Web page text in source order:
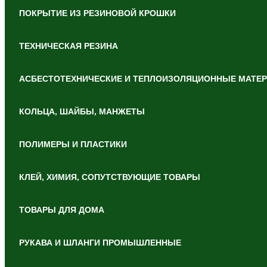
ПОКРЫТИЕ ИЗ РЕЗИНОВОЙ КРОШКИ
ТЕХНИЧЕСКАЯ РЕЗИНА
АСБЕСТОТЕХНИЧЕСКИЕ И ТЕПЛОИЗОЛЯЦИОННЫЕ
КОЛЬЦА, ШАЙБЫ, МАНЖЕТЫ
ПОЛИМЕРЫ И ПЛАСТИКИ
КЛЕЙ, ХИМИЯ, СОПУТСТВУЮЩИЕ ТОВАРЫ
ТОВАРЫ ДЛЯ ДОМА
РУКАВА И ШЛАНГИ ПРОМЫШЛЕННЫЕ